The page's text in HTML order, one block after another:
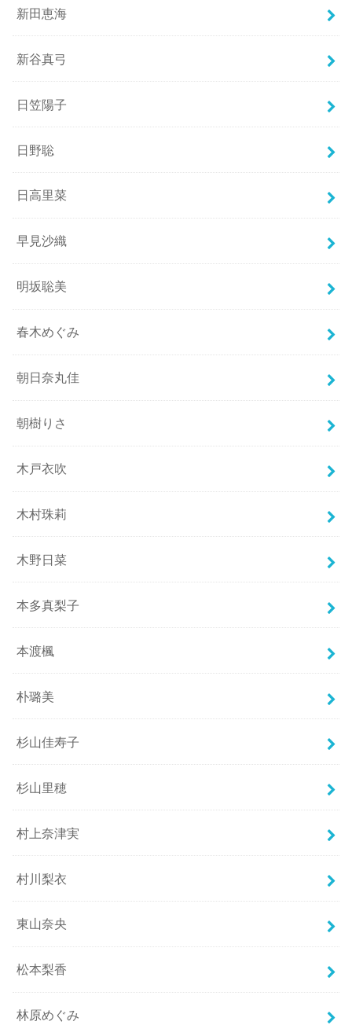
新田恵海
新谷真弓
日笠陽子
日野聡
日高里菜
早見沙織
明坂聡美
春木めぐみ
朝日奈丸佳
朝樹りさ
木戸衣吹
木村珠莉
木野日菜
本多真梨子
本渡楓
朴璐美
杉山佳寿子
杉山里穂
村上奈津実
村川梨衣
東山奈央
松本梨香
林原めぐみ